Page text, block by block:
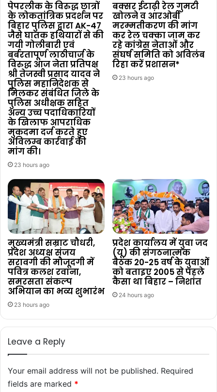
पेपरलीक के विरुद्ध छात्रों
के लोकतांत्रिक प्रदर्शन पर
बिहार पुलिस द्वारा AK-47
जैसे घातक हथियारों से की
गयी गोलीबारी एवं
बर्बरतापूर्ण लाठीचार्ज के
विरुद्ध आज नेता प्रतिपक्ष
श्री तेजस्वी प्रसाद यादव ने
पुलिस महानिदेशक से
मिलकर संबंधित जिले के
पुलिस अधीक्षक सहित
अन्य उच्च पदाधिकारियों
के खिलाफ आपराधिक
मुकदमा दर्ज करते हुए
अविलम्ब कार्रवाई की
मांग की।
23 hours ago
बक्सर ईटाढ़ी रेल गुमटी
खोलने व आरओबी
मरम्मतीकरण की मांग
कर रेल चक्का जाम कर
रहे कांग्रेस नेताओं और
संघर्ष समिति को अविलंब
रिहा करें प्रशासन*
23 hours ago
मुख्यमंत्री सम्राट चौधरी,
प्रदेश अध्यक्ष संजय
सरावगी की मौजूदगी में
पवित्र कलश रवाना,
समरसता संकल्प
अभियान का भव्य शुभारंभ
23 hours ago
प्रदेश कार्यालय में युवा जद
(यू) की संगठनात्मक
बैठक 20-25 वर्ष के युवाओं
को बताइए 2005 से पहले
कैसा था बिहार – निशांत
24 hours ago
Leave a Reply
Your email address will not be published. Required
fields are marked *